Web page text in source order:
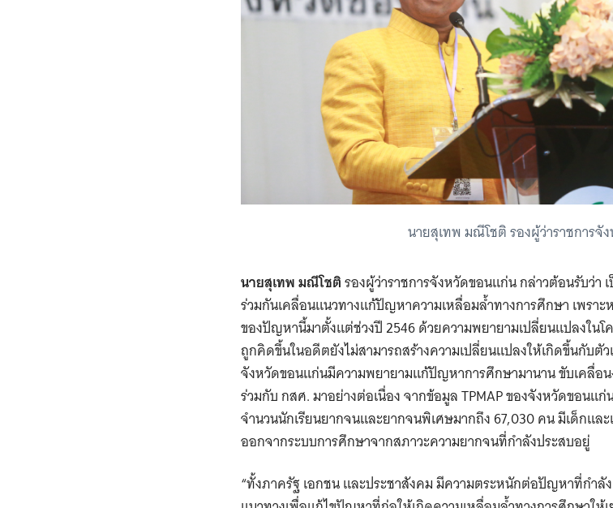
นายสุเทพ มณีโชติ รองผู้ว่าราชการจั
นายสุเทพ มณีโชติรองผู้ว่าราชการจังหวัดขอนแก่น กล่าวต้อนรับว่า
ร่วมกันเคลื่อนแนวทางแก้ปัญหาความเหลื่อมล้ำทางการศึกษา เพราะ
ของปัญหานี้มาตั้งแต่ช่วงปี 2546 ด้วยความพยายามเปลี่ยนแปลงใน
ถูกคิดขึ้นในอดีตยังไม่สามารถสร้างความเปลี่ยนแปลงให้เกิดขึ้นกับตั
จังหวัดขอนแก่นมีความพยายามแก้ปัญหาการศึกษามานาน ขับเคลื่อน
ร่วมกับ กสศ. มาอย่างต่อเนื่อง จากข้อมูล TPMAP ของจังหวัดขอนแ
จำนวนนักเรียนยากจนและยากจนพิเศษมากถึง 67,030 คน มีเด็กแล
ออกจากระบบการศึกษาจากสภาวะความยากจนที่กำลังประสบอยู่
“ทั้งภาครัฐ เอกชน และประชาสังคม มีความตระหนักต่อปัญหาที่กำลั